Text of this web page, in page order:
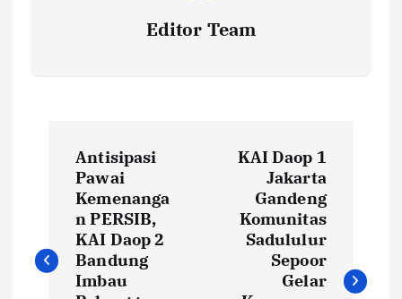
Editor Team
t
Antisipasi
Pawai
Kemenanga
n PERSIB,
KAI Daop 2
Bandung
Imbau
KAI Daop 1
Jakarta
Gandeng
Komunitas
Sadululur
Sepoor
Gelar